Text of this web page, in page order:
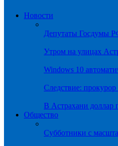
Новости
Депутаты Госдумы
Утром на улицах
Windows 10
Следствие:
В Астрахани доллар
Общество
Субботники с